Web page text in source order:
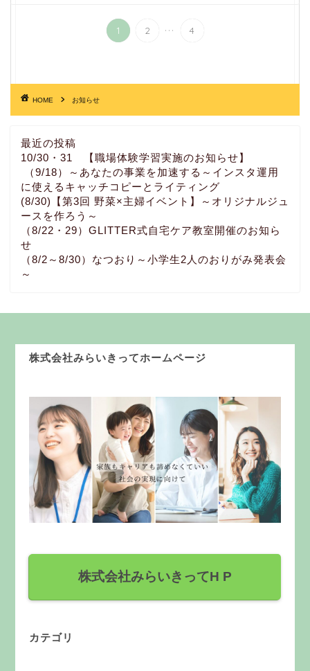
1 2 ... 4
HOME お知らせ
最近の投稿
10/30・31 【職場体験学習実施のお知らせ】
（9/18）～あなたの事業を加速する～インスタ運用
に使えるキャッチコピーとライティング
(8/30)【第3回 野菜×主婦イベント】～オリジナルジュ
ースを作ろう～
（8/22・29）GLITTER式自宅ケア教室開催のお知ら
せ
（8/2～8/30）なつおり～小学生2人のおりがみ発表会
～
株式会社みらいきってホームページ
株式会社みらいきってH P
カテゴリ